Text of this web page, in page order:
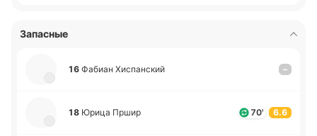
Запасные
16 Фабиан Хи­спа­нский –
18 Юрица Пршир 70' 6.6